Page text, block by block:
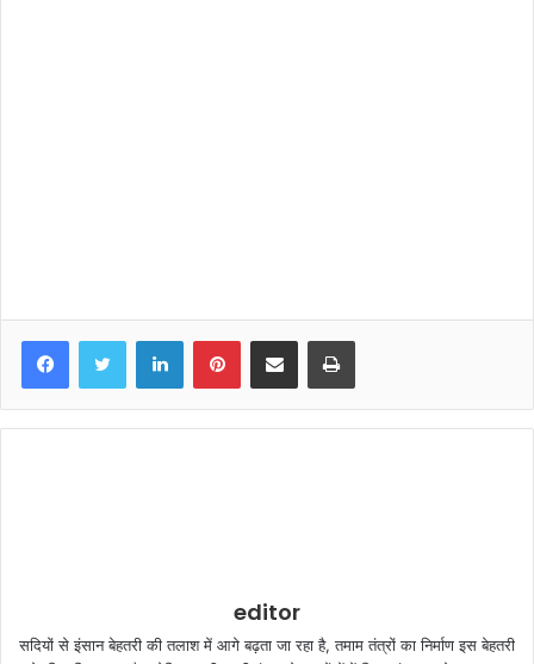
editor
सदियों से इंसान बेहतरी की तलाश में आगे बढ़ता जा रहा है, तमाम तंत्रों का निर्माण इस बेहतरी